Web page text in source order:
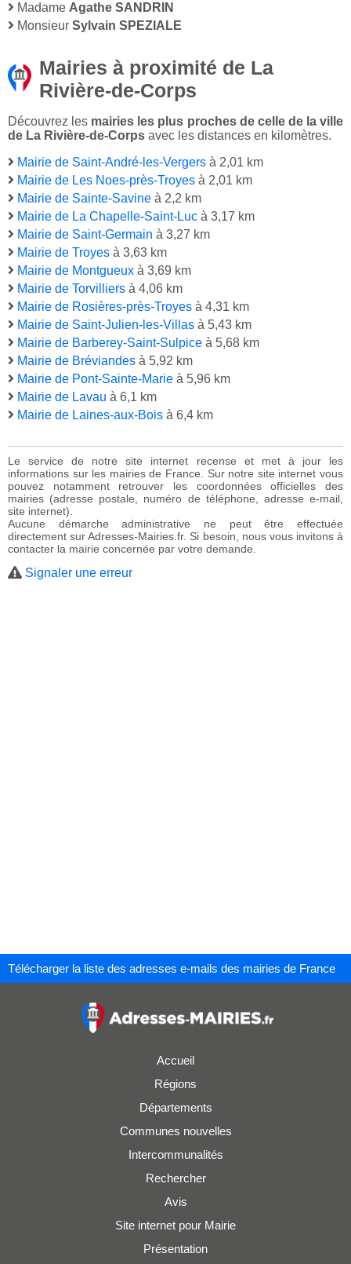
Madame Agathe SANDRIN
Monsieur Sylvain SPEZIALE
Mairies à proximité de La
Rivière-de-Corps
Découvrez les mairies les plus proches de celle de la ville
de La Rivière-de-Corps avec les distances en kilomètres.
Mairie de Saint-André-les-Vergers à 2,01 km
Mairie de Les Noes-près-Troyes à 2,01 km
Mairie de Sainte-Savine à 2,2 km
Mairie de La Chapelle-Saint-Luc à 3,17 km
Mairie de Saint-Germain à 3,27 km
Mairie de Troyes à 3,63 km
Mairie de Montgueux à 3,69 km
Mairie de Torvilliers à 4,06 km
Mairie de Rosières-près-Troyes à 4,31 km
Mairie de Saint-Julien-les-Villas à 5,43 km
Mairie de Barberey-Saint-Sulpice à 5,68 km
Mairie de Bréviandes à 5,92 km
Mairie de Pont-Sainte-Marie à 5,96 km
Mairie de Lavau à 6,1 km
Mairie de Laines-aux-Bois à 6,4 km
Le service de notre site internet recense et met à jour les
informations sur les mairies de France. Sur notre site internet vous
pouvez notamment retrouver les coordonnées officielles des
mairies (adresse postale, numéro de téléphone, adresse e-mail,
site internet).
Aucune démarche administrative ne peut être effectuée
directement sur Adresses-Mairies.fr. Si besoin, nous vous invitons à
contacter la mairie concernée par votre demande.
Signaler une erreur
Télécharger la liste des adresses e-mails des mairies de France
Accueil
Régions
Départements
Communes nouvelles
Intercommunalités
Rechercher
Avis
Site internet pour Mairie
Présentation